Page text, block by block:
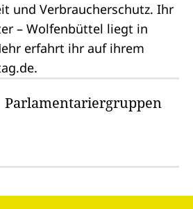
und Verbraucherschutz. Ihr
– Wolfenbüttel liegt in
erfahrt ihr auf ihrem
Parlamentariergruppen